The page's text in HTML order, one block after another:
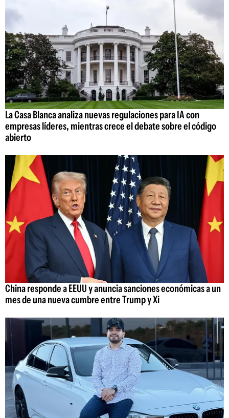
La Casa Blanca analiza nuevas regulaciones para IA con
empresas líderes, mientras crece el debate sobre el código
abierto
China responde a EEUU y anuncia sanciones económicas a un
mes de una nueva cumbre entre Trump y Xi